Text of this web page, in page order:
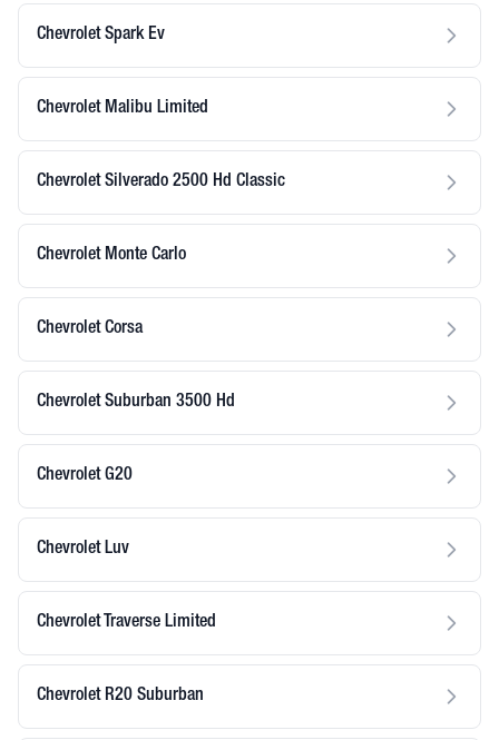
Chevrolet Spark Ev
Chevrolet Malibu Limited
Chevrolet Silverado 2500 Hd Classic
Chevrolet Monte Carlo
Chevrolet Corsa
Chevrolet Suburban 3500 Hd
Chevrolet G20
Chevrolet Luv
Chevrolet Traverse Limited
Chevrolet R20 Suburban